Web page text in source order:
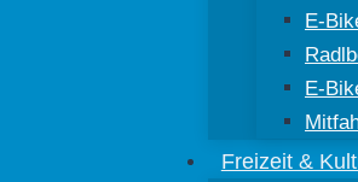
E-
E-
Freizeit &